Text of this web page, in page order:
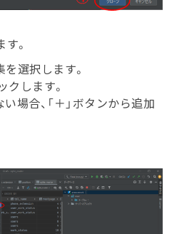
。
選択します。
します。
場合、「＋」ボタンから追加